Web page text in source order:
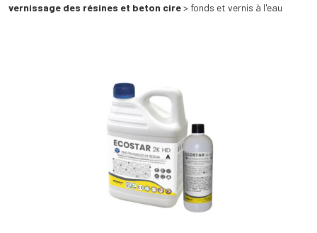
vernissage des résines et beton cire> fonds et vernis à l'eau